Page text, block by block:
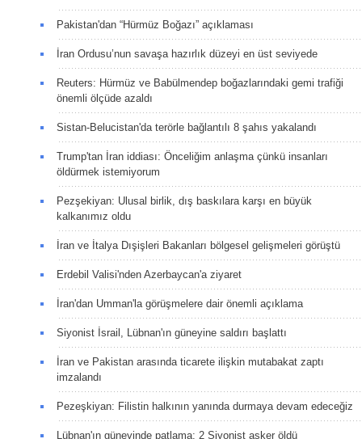
Pakistan'dan “Hürmüz Boğazı” açıklaması
İran Ordusu’nun savaşa hazırlık düzeyi en üst seviyede
Reuters: Hürmüz ve Babülmendep boğazlarındaki gemi trafiği
önemli ölçüde azaldı
Sistan-Belucistan'da terörle bağlantılı 8 şahıs yakalandı
Trump'tan İran iddiası: Önceliğim anlaşma çünkü insanları
öldürmek istemiyorum
Pezşekiyan: Ulusal birlik, dış baskılara karşı en büyük
kalkanımız oldu
İran ve İtalya Dışişleri Bakanları bölgesel gelişmeleri görüştü
Erdebil Valisi'nden Azerbaycan'a ziyaret
İran'dan Umman'la görüşmelere dair önemli açıklama
Siyonist İsrail, Lübnan'ın güneyine saldırı başlattı
İran ve Pakistan arasında ticarete ilişkin mutabakat zaptı
imzalandı
Pezeşkiyan: Filistin halkının yanında durmaya devam edeceğiz
Lübnan'ın güneyinde patlama: 2 Siyonist asker öldü